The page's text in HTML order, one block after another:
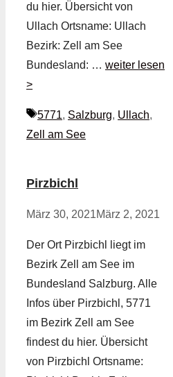
du hier. Übersicht von
Ullach Ortsname: Ullach
Bezirk: Zell am See
Bundesland: … weiter lesen
>
Schlagwörter
5771, Salzburg, Ullach,
Zell am See
Pirzbichl
März 30, 2021März 2, 2021
Der Ort Pirzbichl liegt im
Bezirk Zell am See im
Bundesland Salzburg. Alle
Infos über Pirzbichl, 5771
im Bezirk Zell am See
findest du hier. Übersicht
von Pirzbichl Ortsname: